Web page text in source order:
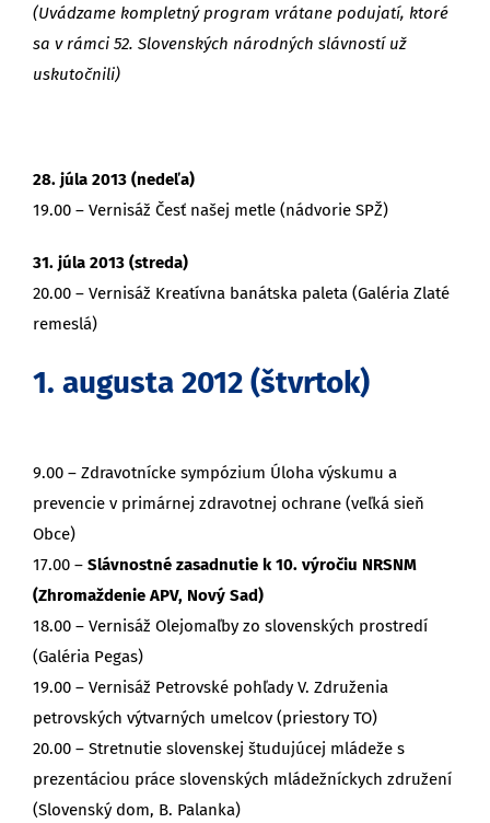
(Uvádzame kompletný program vrátane podujatí, ktoré
sa v rámci 52. Slovenských národných slávností už
uskutočnili)
28. júla 2013 (nedeľa)
19.00 – Vernisáž Česť našej metle (nádvorie SPŽ)
31. júla 2013 (streda)
20.00 – Vernisáž Kreatívna banátska paleta (Galéria Zlaté
remeslá)
1. augusta 2012 (štvrtok)
9.00 – Zdravotnícke sympózium Úloha výskumu a
prevencie v primárnej zdravotnej ochrane (veľká sieň
Obce)
17.00 – Slávnostné zasadnutie k 10. výročiu NRSNM
(Zhromaždenie APV, Nový Sad)
18.00 – Vernisáž Olejomaľby zo slovenských prostredí
(Galéria Pegas)
19.00 – Vernisáž Petrovské pohľady V. Združenia
petrovských výtvarných umelcov (priestory TO)
20.00 – Stretnutie slovenskej študujúcej mládeže s
prezentáciou práce slovenských mládežníckych združení
(Slovenský dom, B. Palanka)